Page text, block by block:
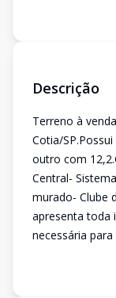
Descrição
Terreno à
Cotia/
outro com
Central-
murado- Clube
apresenta toda
necessária para